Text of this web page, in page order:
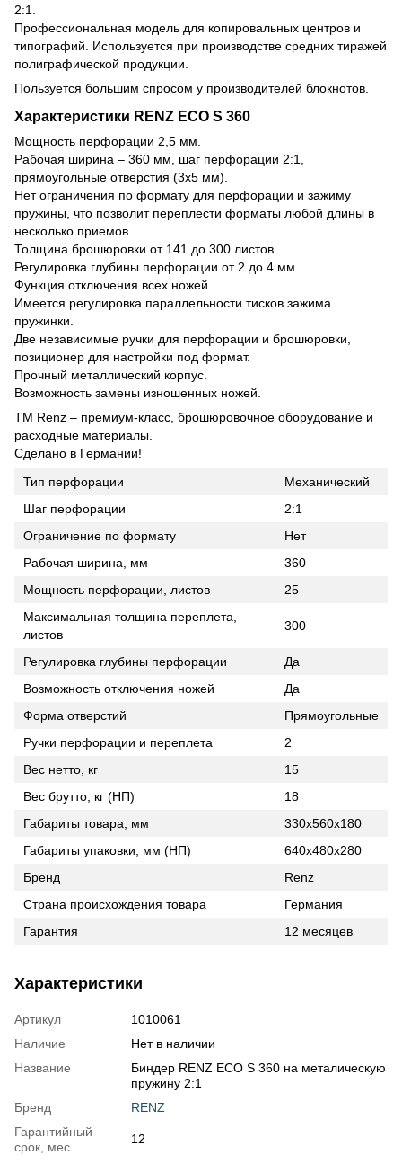
2:1.
Профессиональная модель для копировальных центров и
типографий. Используется при производстве средних тиражей
полиграфической продукции.
Пользуется большим спросом у производителей блокнотов.
Характеристики RENZ ECO S 360
Мощность перфорации 2,5 мм.
Рабочая ширина – 360 мм, шаг перфорации 2:1,
прямоугольные отверстия (3х5 мм).
Нет ограничения по формату для перфорации и зажиму
пружины, что позволит переплести форматы любой длины в
несколько приемов.
Толщина брошюровки от 141 до 300 листов.
Регулировка глубины перфорации от 2 до 4 мм.
Функция отключения всех ножей.
Имеется регулировка параллельности тисков зажима
пружинки.
Две независимые ручки для перфорации и брошюровки,
позиционер для настройки под формат.
Прочный металлический корпус.
Возможность замены изношенных ножей.
TM Renz – премиум-класс, брошюровочное оборудование и
расходные материалы.
Сделано в Германии!
Тип перфорации
Механический
Шаг перфорации
2:1
Ограничение по формату
Нет
Рабочая ширина, мм
360
Мощность перфорации, листов
25
Максимальная толщина переплета,
листов
300
Регулировка глубины перфорации
Да
Возможность отключения ножей
Да
Форма отверстий
Прямоугольные
Ручки перфорации и переплета
2
Вес нетто, кг
15
Вес брутто, кг (НП)
18
Габариты товара, мм
330x560x180
Габариты упаковки, мм (НП)
640х480х280
Бренд
Renz
Страна происхождения товара
Германия
Гарантия
12 месяцев
Характеристики
Артикул
1010061
Наличие
Нет в наличии
Название
Биндер RENZ ECO S 360 на металическую
пружину 2:1
Бренд
RENZ
Гарантийный
срок, мес.
12